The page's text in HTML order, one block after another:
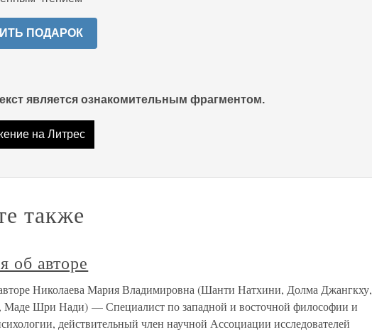
ПОДАРОК
является ознакомительным фрагментом.
на Литрес
также
об авторе
Николаева Мария Владимировна (Шанти Натхини, Долма Джангкху,
Маде Шри Нади) — Специалист по западной и восточной философии и
действительный член научной Ассоциации исследователей